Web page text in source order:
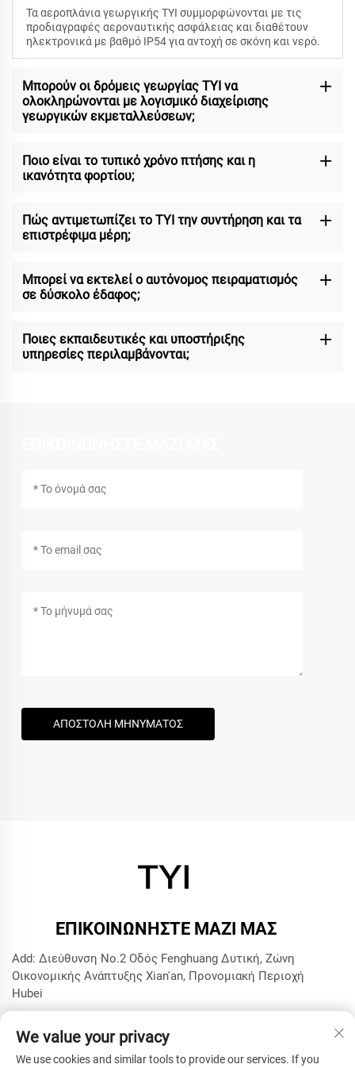
Τα αεροπλάνια γεωργικής TYI συμμορφώνονται με τις
προδιαγραφές αεροναυτικής ασφάλειας και διαθέτουν
ηλεκτρονικά με βαθμό IP54 για αντοχή σε σκόνη και νερό.
Μπορούν οι δρόμεις γεωργίας TYI να
ολοκληρώνονται με λογισμικό διαχείρισης
γεωργικών εκμεταλλεύσεων;
Ποιο είναι το τυπικό χρόνο πτήσης και η
ικανότητα φορτίου;
Πώς αντιμετωπίζει το TYI την συντήρηση και τα
επιστρέφιμα μέρη;
Μπορεί να εκτελεί ο αυτόνομος πειραματισμός
σε δύσκολο έδαφος;
Ποιες εκπαιδευτικές και υποστήριξης
υπηρεσίες περιλαμβάνονται;
ΑΠΟΣΤΟΛΗ ΜΗΝΥΜΑΤΟΣ
ΕΠΙΚΟΙΝΩΝΉΣΤΕ ΜΑΖΊ ΜΑΣ
Add: Διεύθυνση No.2 Οδός Fenghuang Δυτική, Ζώνη
Οικονομικής Ανάπτυξης Xian'an, Προνομιακή Περιοχή
Hubei
Ηλ. Διεύθυνση:[email protected]
We value your privacy
We use cookies and similar tools to provide our services. If you